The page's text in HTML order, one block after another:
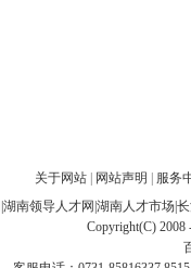
关于网站 网站声明
服务
湖南领导人才网 湖南人才市场
Copyright(C) 2008